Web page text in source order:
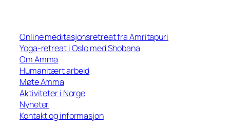
Online meditasjonsretreat fra Amritapuri
Yoga-retreat i Oslo med Shobana
Om Amma
Humanitært arbeid
Møte Amma
Aktiviteter i Norge
Nyheter
Kontakt og informasjon